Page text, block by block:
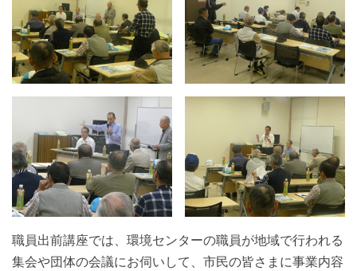
職員出前講座では、環境センターの職員が地域で行われる
集会や団体の会議にお伺いして、市民の皆さまに事業内容